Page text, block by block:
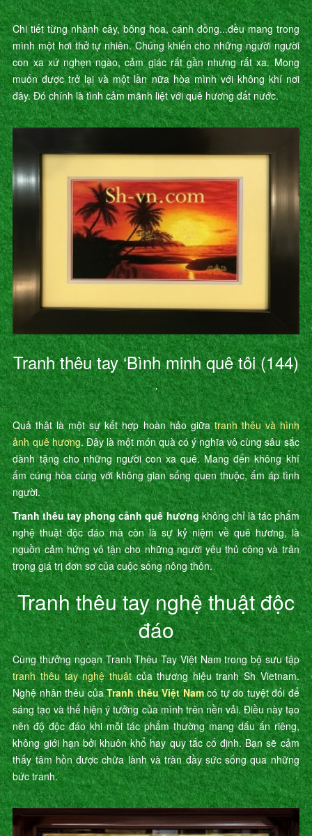
Chi tiết từng nhành cây, bông hoa, cánh đồng...đều mang trong
mình một hơi thở tự nhiên. Chúng khiến cho những người người
con xa xứ nghẹn ngào, cảm giác rất gần nhưng rất xa. Mong
muốn được trở lại và một lần nữa hòa mình với không khí nơi
đây. Đó chính là tình cảm mãnh liệt với quê hương đất nước.
Tranh thêu tay ‘Bình minh quê tôi (144)
’
Quả thật là một sự kết hợp hoàn hảo giữatranh thêu và hình
ảnh quê hương. Đây là một món quà có ý nghĩa vô cùng sâu sắc
dành tặng cho những người con xa quê. Mang đến không khí
ấm cúng hòa cùng với không gian sống quen thuộc, ấm áp tình
người.
Tranh thêu tay phong cảnh quê hươngkhông chỉ là tác phẩm
nghệ thuật độc đáo mà còn là sự kỷ niệm về quê hương, là
nguồn cảm hứng vô tận cho những người yêu thủ công và trân
trọng giá trị đơn sơ của cuộc sống nông thôn.
Tranh thêu tay nghệ thuật độc
đáo
Cùng thưởng ngoạn Tranh Thêu Tay Việt Nam trong bộ sưu tập
tranh thêu tay nghệ thuậtcủa thương hiệu tranh Sh Vietnam.
Nghệ nhân thêu củaTranh thêu Việt Namcó tự do tuyệt đối để
sáng tạo và thể hiện ý tưởng của mình trên nền vải. Điều này tạo
nên độ độc đáo khi mỗi tác phẩm thường mang dấu ấn riêng,
không giới hạn bởi khuôn khổ hay quy tắc cố định. Bạn sẽ cảm
thấy tâm hồn được chữa lành và tràn đầy sức sống qua những
bức tranh.